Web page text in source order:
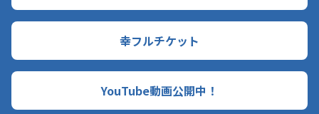
幸フルチケット
YouTube動画公開中！